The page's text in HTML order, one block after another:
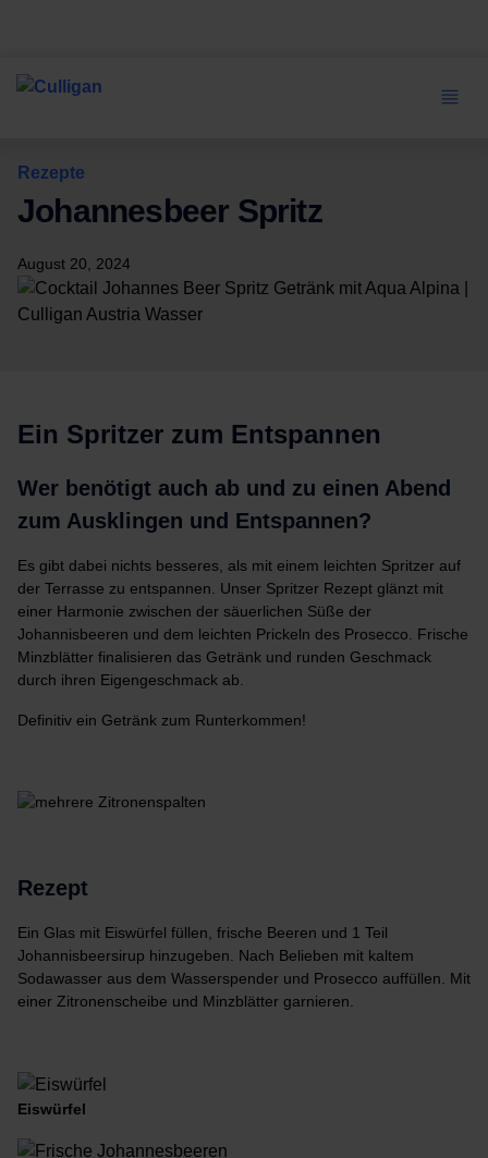
Rezepte
Johannesbeer Spritz
August 20, 2024
Ein Spritzer zum Entspannen
Wer benötigt auch ab und zu einen Abend
zum Ausklingen und Entspannen?
Es gibt dabei nichts besseres, als mit einem leichten Spritzer auf
der Terrasse zu entspannen. Unser Spritzer Rezept glänzt mit
einer Harmonie zwischen der säuerlichen Süße der
Johannisbeeren und dem leichten Prickeln des Prosecco. Frische
Minzblätter finalisieren das Getränk und runden Geschmack
durch ihren Eigengeschmack ab.
Definitiv ein Getränk zum Runterkommen!
Rezept
Ein Glas mit Eiswürfel füllen, frische Beeren und 1 Teil
Johannisbeersirup hinzugeben. Nach Belieben mit kaltem
Sodawasser aus dem Wasserspender und Prosecco auffüllen. Mit
einer Zitronenscheibe und Minzblätter garnieren.
Eiswürfel